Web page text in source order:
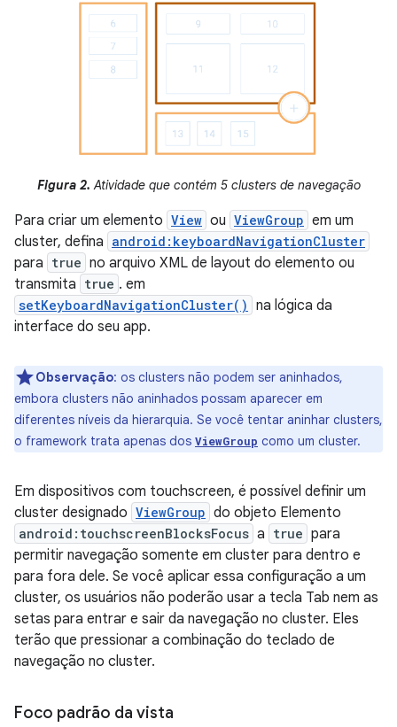
Figura 2. Atividade que contém 5 clusters de navegação
Para criar um elemento View ou ViewGroup em um
cluster, defina android:keyboardNavigationCluster
para true no arquivo XML de layout do elemento ou
transmita true . em
setKeyboardNavigationCluster() na lógica da
interface do seu app.
Observação: os clusters não podem ser aninhados,
embora clusters não aninhados possam aparecer em
diferentes níveis da hierarquia. Se você tentar aninhar clusters,
o framework trata apenas dos ViewGroup como um cluster.
Em dispositivos com touchscreen, é possível definir um
cluster designado ViewGroup do objeto Elemento
android:touchscreenBlocksFocus a true para
permitir navegação somente em cluster para dentro e
para fora dele. Se você aplicar essa configuração a um
cluster, os usuários não poderão usar a tecla Tab nem as
setas para entrar e sair da navegação no cluster. Eles
terão que pressionar a combinação do teclado de
navegação no cluster.
Foco padrão da vista